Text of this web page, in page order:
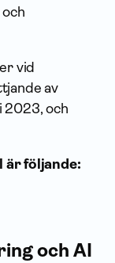
vid
av
2023, och
är följande:
och AI